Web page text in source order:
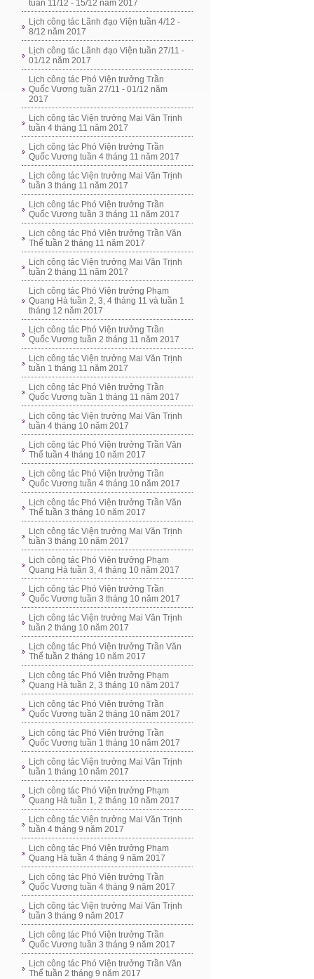
tuần 11/12 - 15/12 năm 2017
Lịch công tác Lãnh đạo Viện tuần 4/12 -
8/12 năm 2017
Lịch công tác Lãnh đạo Viện tuần 27/11 -
01/12 năm 2017
Lịch công tác Phó Viện trưởng Trần
Quốc Vương tuần 27/11 - 01/12 năm
2017
Lịch công tác Viện trưởng Mai Văn Trịnh
tuần 4 tháng 11 năm 2017
Lịch công tác Phó Viện trưởng Trần
Quốc Vương tuần 4 tháng 11 năm 2017
Lịch công tác Viện trưởng Mai Văn Trịnh
tuần 3 tháng 11 năm 2017
Lịch công tác Phó Viện trưởng Trần
Quốc Vương tuần 3 tháng 11 năm 2017
Lịch công tác Phó Viện trưởng Trần Văn
Thể tuần 2 tháng 11 năm 2017
Lịch công tác Viện trưởng Mai Văn Trịnh
tuần 2 tháng 11 năm 2017
Lịch công tác Phó Viện trưởng Phạm
Quang Hà tuần 2, 3, 4 tháng 11 và tuần 1
tháng 12 năm 2017
Lịch công tác Phó Viện trưởng Trần
Quốc Vương tuần 2 tháng 11 năm 2017
Lịch công tác Viện trưởng Mai Văn Trịnh
tuần 1 tháng 11 năm 2017
Lịch công tác Phó Viện trưởng Trần
Quốc Vương tuần 1 tháng 11 năm 2017
Lịch công tác Viện trưởng Mai Văn Trịnh
tuần 4 tháng 10 năm 2017
Lịch công tác Phó Viện trưởng Trần Văn
Thể tuần 4 tháng 10 năm 2017
Lịch công tác Phó Viện trưởng Trần
Quốc Vương tuần 4 tháng 10 năm 2017
Lịch công tác Phó Viện trưởng Trần Văn
Thể tuần 3 tháng 10 năm 2017
Lịch công tác Viện trưởng Mai Văn Trịnh
tuần 3 tháng 10 năm 2017
Lịch công tác Phó Viện trưởng Phạm
Quang Hà tuần 3, 4 tháng 10 năm 2017
Lịch công tác Phó Viện trưởng Trần
Quốc Vương tuần 3 tháng 10 năm 2017
Lịch công tác Viện trưởng Mai Văn Trịnh
tuần 2 tháng 10 năm 2017
Lịch công tác Phó Viện trưởng Trần Văn
Thể tuần 2 tháng 10 năm 2017
Lịch công tác Phó Viện trưởng Phạm
Quang Hà tuần 2, 3 tháng 10 năm 2017
Lịch công tác Phó Viện trưởng Trần
Quốc Vương tuần 2 tháng 10 năm 2017
Lịch công tác Phó Viện trưởng Trần
Quốc Vương tuần 1 tháng 10 năm 2017
Lịch công tác Viện trưởng Mai Văn Trịnh
tuần 1 tháng 10 năm 2017
Lịch công tác Phó Viện trưởng Phạm
Quang Hà tuần 1, 2 tháng 10 năm 2017
Lịch công tác Viện trưởng Mai Văn Trịnh
tuần 4 tháng 9 năm 2017
Lịch công tác Phó Viện trưởng Phạm
Quang Hà tuần 4 tháng 9 năm 2017
Lịch công tác Phó Viện trưởng Trần
Quốc Vương tuần 4 tháng 9 năm 2017
Lịch công tác Viện trưởng Mai Văn Trịnh
tuần 3 tháng 9 năm 2017
Lịch công tác Phó Viện trưởng Trần
Quốc Vương tuần 3 tháng 9 năm 2017
Lịch công tác Phó Viện trưởng Trần Văn
Thể tuần 2 tháng 9 năm 2017